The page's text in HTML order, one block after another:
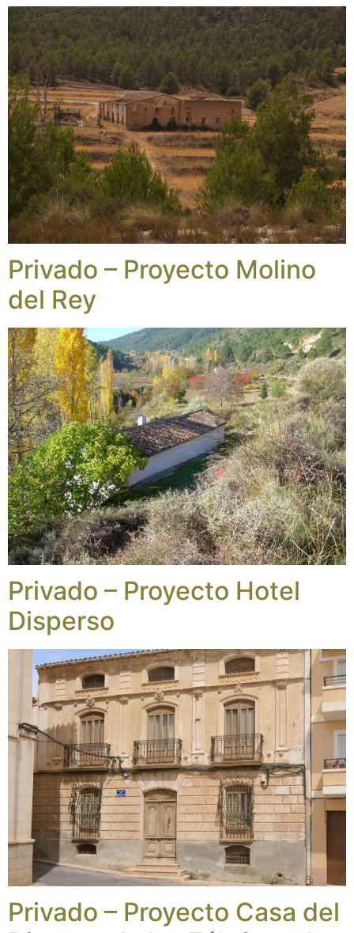
Privado – Proyecto Molino
del Rey
Privado – Proyecto Hotel
Disperso
Privado – Proyecto Casa del